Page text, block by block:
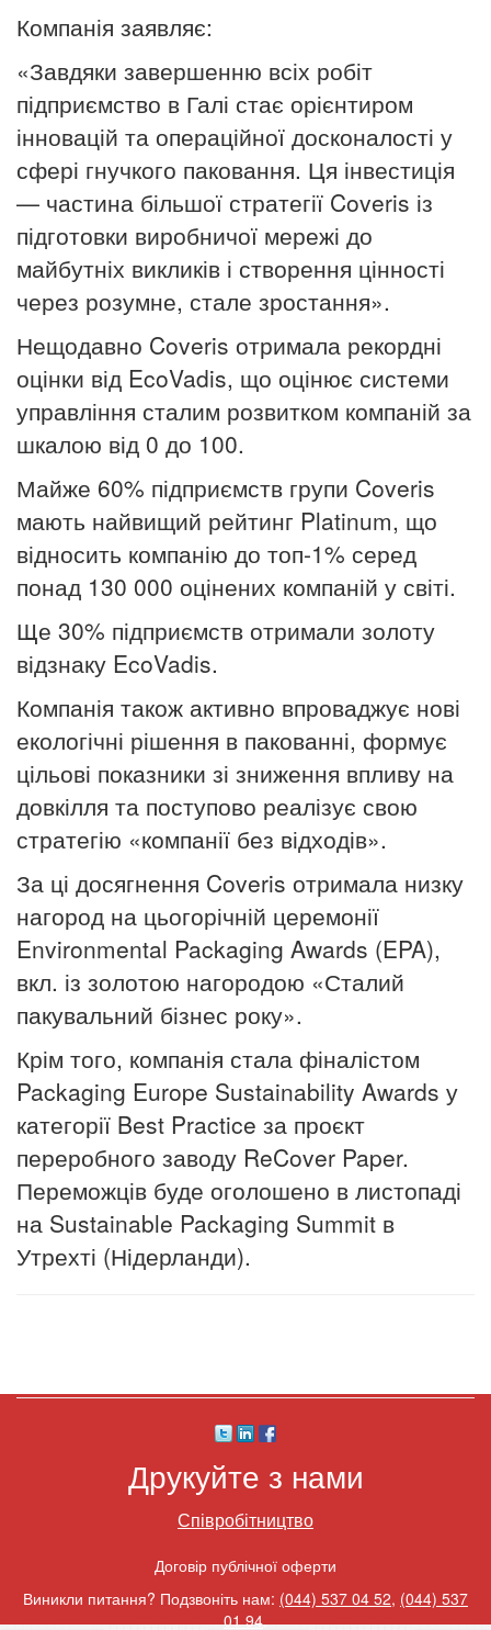
Компанія заявляє:
«Завдяки завершенню всіх робіт
підприємство в Галі стає орієнтиром
інновацій та операційної досконалості у
сфері гнучкого паковання. Ця інвестиція
— частина більшої стратегії Coveris із
підготовки виробничої мережі до
майбутніх викликів і створення цінності
через розумне, стале зростання».
Нещодавно Coveris отримала рекордні
оцінки від EcoVadis, що оцінює системи
управління сталим розвитком компаній за
шкалою від 0 до 100.
Майже 60% підприємств групи Coveris
мають найвищий рейтинг Platinum, що
відносить компанію до топ-1% серед
понад 130 000 оцінених компаній у світі.
Ще 30% підприємств отримали золоту
відзнаку EcoVadis.
Компанія також активно впроваджує нові
екологічні рішення в пакованні, формує
цільові показники зі зниження впливу на
довкілля та поступово реалізує свою
стратегію «компанії без відходів».
За ці досягнення Coveris отримала низку
нагород на цьогорічній церемонії
Environmental Packaging Awards (EPA),
вкл. із золотою нагородою «Сталий
пакувальний бізнес року».
Крім того, компанія стала фіналістом
Packaging Europe Sustainability Awards у
категорії Best Practice за проєкт
переробного заводу ReCover Paper.
Переможців буде оголошено в листопаді
на Sustainable Packaging Summit в
Утрехті (Нідерланди).
Друкуйте з нами
Співробітництво
Договір публічної оферти
Виникли питання? Подзвоніть нам: (044) 537 04 52, (044) 537
01 94.